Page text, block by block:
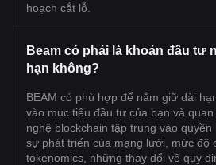
hoạch cắt lỗ.
Beam có phải là khoản đầu tư
hạn không?
BEAM có phù hợp để nắm giữ dài
vào mục tiêu đầu tư của bạn và
nghệ blockchain tập trung vào
sự phát triển của mạng lưới, mức độ
tokenomics, những thay đổi về quy